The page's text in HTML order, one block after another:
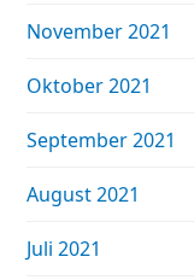
November 2021
Oktober 2021
September 2021
August 2021
Juli 2021